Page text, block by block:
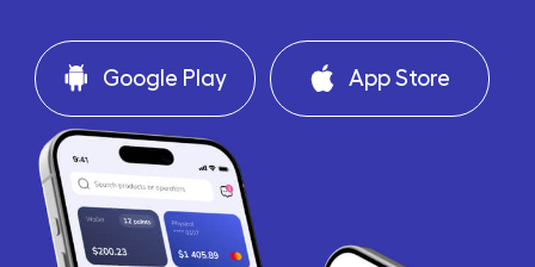
Google Play App Store